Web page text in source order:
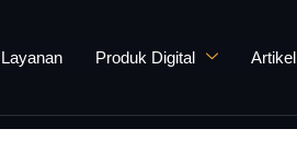
Layanan Produk Digital Artikel